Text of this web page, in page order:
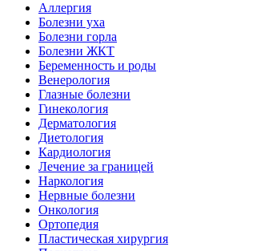
Аллергия
Болезни уха
Болезни горла
Болезни ЖКТ
Беременность и роды
Венерология
Глазные болезни
Гинекология
Дерматология
Диетология
Кардиология
Лечение за границей
Наркология
Нервные болезни
Онкология
Ортопедия
Пластическая хирургия